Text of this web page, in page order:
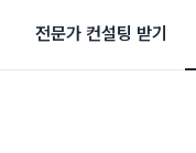
전문가 컨설팅 받기